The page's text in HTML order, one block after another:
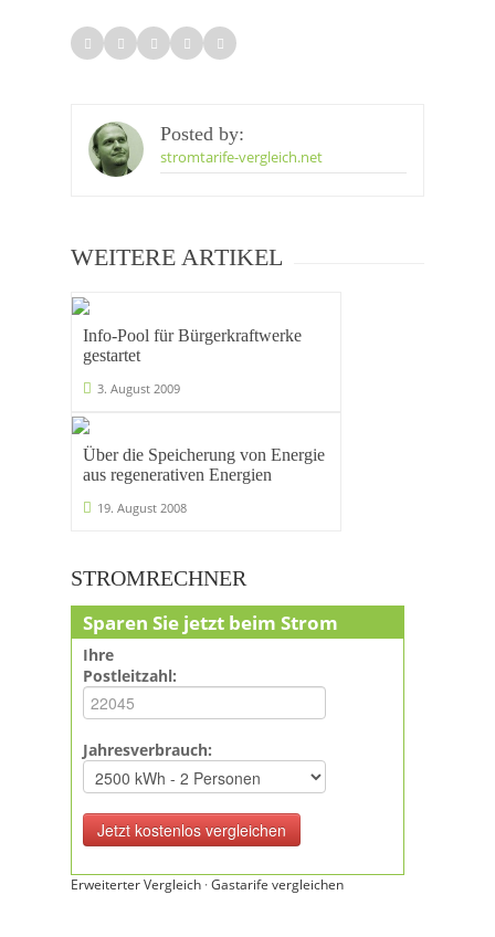
Posted by:
stromtarife-vergleich.net
WEITERE ARTIKEL
Info-Pool für Bürgerkraftwerke
gestartet
3. August 2009
Über die Speicherung von Energie
aus regenerativen Energien
19. August 2008
STROMRECHNER
Sparen Sie jetzt beim Strom
Ihre
Postleitzahl:
Jahresverbrauch:
Erweiterter Vergleich ·Gastarife vergleichen